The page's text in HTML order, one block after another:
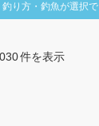
釣り方・釣魚が選択で
件を表示